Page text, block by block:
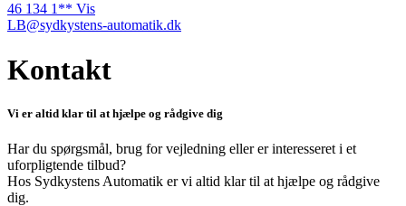
46 134 1** Vis
LB@sydkystens-automatik.dk
Kontakt
Vi er altid klar til at hjælpe og rådgive dig
Har du spørgsmål, brug for vejledning eller er interesseret i et
uforpligtende tilbud?
Hos Sydkystens Automatik er vi altid klar til at hjælpe og rådgive
dig.